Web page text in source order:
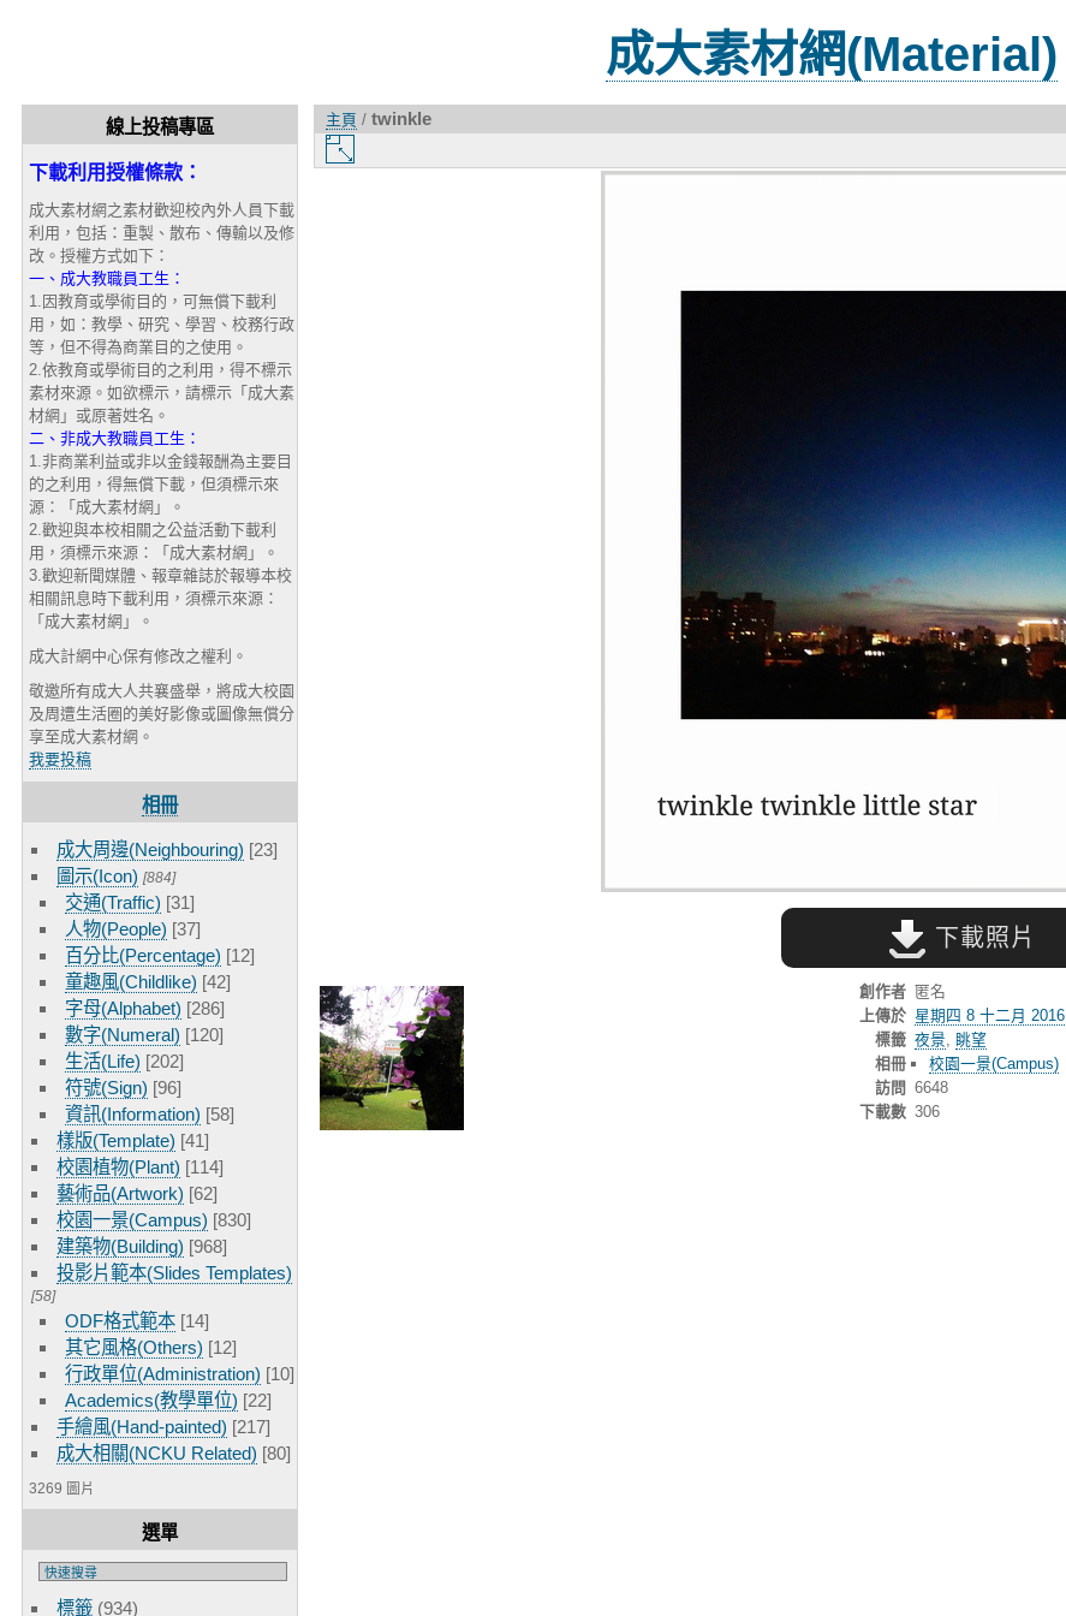
成大素材網(Material)
線上投稿專區
下載利用授權條款：
成大素材網之素材歡迎校內外人員下載
利用，包括：重製、散布、傳輸以及修
改。授權方式如下：
一、成大教職員工生：
1.因教育或學術目的，可無償下載利
用，如：教學、研究、學習、校務行政
等，但不得為商業目的之使用。
2.依教育或學術目的之利用，得不標示
素材來源。如欲標示，請標示「成大素
材網」或原著姓名。
二、非成大教職員工生：
1.非商業利益或非以金錢報酬為主要目
的之利用，得無償下載，但須標示來
源：「成大素材網」。
2.歡迎與本校相關之公益活動下載利
用，須標示來源：「成大素材網」。
3.歡迎新聞媒體、報章雜誌於報導本校
相關訊息時下載利用，須標示來源：
「成大素材網」。
成大計網中心保有修改之權利。
敬邀所有成大人共襄盛舉，將成大校園
及周遭生活圈的美好影像或圖像無償分
享至成大素材網。
我要投稿
相冊
成大周邊(Neighbouring) [23]
圖示(Icon) [884]
交通(Traffic) [31]
人物(People) [37]
百分比(Percentage) [12]
童趣風(Childlike) [42]
字母(Alphabet) [286]
數字(Numeral) [120]
生活(Life) [202]
符號(Sign) [96]
資訊(Information) [58]
樣版(Template) [41]
校園植物(Plant) [114]
藝術品(Artwork) [62]
校園一景(Campus) [830]
建築物(Building) [968]
投影片範本(Slides Templates)
[58]
ODF格式範本 [14]
其它風格(Others) [12]
行政單位(Administration) [10]
Academics(教學單位) [22]
手繪風(Hand-painted) [217]
成大相關(NCKU Related) [80]
3269 圖片
選單
標籤 (934)
主頁 / twinkle
片
下載照片
創作者 匿名
上傳於 星期四 8 十二月 2016
標籤 夜景
眺望
相冊
校園一景(Campus)
訪問 6648
下載數 306